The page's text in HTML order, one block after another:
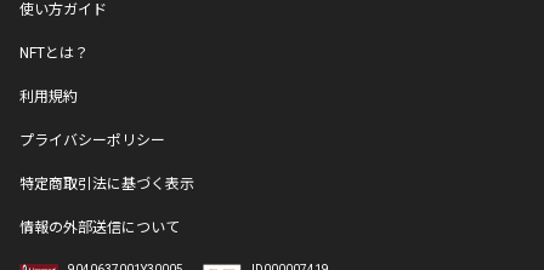
使い方ガイド
NFTとは？
利用規約
プライバシーポリシー
特定商取引法に基づく表示
情報の外部送信について